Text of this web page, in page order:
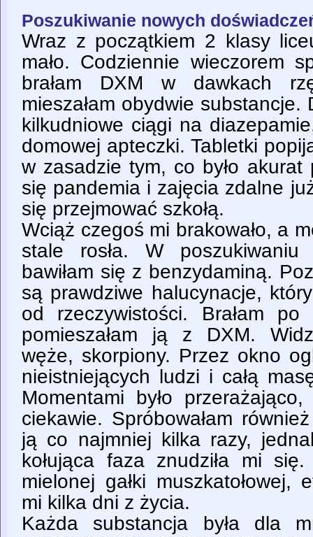
Poszukiwanie nowych
Wraz z początkiem 2 klasy
mało. Codziennie wieczorem
brałam DXM w dawkach
mieszałam obydwie substancje.
kilkudniowe ciągi na
domowej apteczki. Tabletki
w zasadzie tym, co było akurat
się pandemia i zajęcia zdalne
się przejmować szkołą.
Wciąż czegoś mi brakowało, a
stale rosła. W poszukiwaniu
bawiłam się z benzydaminą.
są prawdziwe halucynacje,
od rzeczywistości. Brałam
pomieszałam ją z DXM.
węże, skorpiony. Przez okno
nieistniejących ludzi i całą
Momentami było
ciekawie. Spróbowałam
ją co najmniej kilka razy,
kołująca faza znudziła mi
mielonej gałki muszkatołowej,
mi kilka dni z życia.
Każda substancja była dla